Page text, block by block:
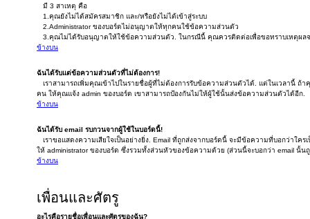
มี 3 สาเหตุ คือ
1.คุณยังไม่ได้สมัครสมาชิก และ/หรือยังไม่ได้เข้าสู่ระบบ
2.Administrator ของบอร์ดไม่อนุญาตให้ทุกคนใช้ข้อความส่วนตัว
3.คุณไม่ได้รับอนุญาตให้ใช้ข้อความส่วนตัว. ในกรณีนี้ คุณควรติดต่อเพื่อขอทราบเหตุผลจ
ข้างบน
ฉันได้รับแต่ข้อความส่วนตัวที่ไม่ต้องการ!
เราสามารถเพิ่มคุณเข้าไปในรายชื่อผู้ที่ไม่ต้องการรับข้อความส่วนตัวได้. แต่ในเวลานี้ ถ้
คน ให้คุณแจ้ง admin ของบอร์ด เขาสามารถป้องกันไม่ให้ผู้ใช้นั้นส่งข้อความส่วนตัวได้อีก.
ข้างบน
ฉันได้รับ email รบกวนจากผู้ใช้ในบอร์ดนี้!
เราขอแสดงความเสียใจเป็นอย่างยิ่ง. Email ที่ถูกส่งจากบอร์ดนี้ จะมีข้อความที่บอกว่าใค
ให้ administrator ของบอร์ด ซึ่งรวมทั้งส่วนหัวของข้อความด้วย (ส่วนนี้จะบอกว่า email นั้นถู
ข้างบน
เพื่อนและศัตรู
อะไรคือรายชื่อเพื่อนและศัตรูของฉัน?